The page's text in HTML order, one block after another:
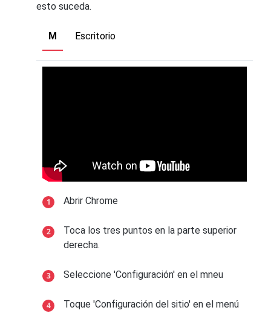
esto suceda.
M Escritorio
Abrir Chrome
Toca los tres puntos en la parte superior
derecha.
Seleccione 'Configuración' en el mneu
Toque 'Configuración del sitio' en el menú